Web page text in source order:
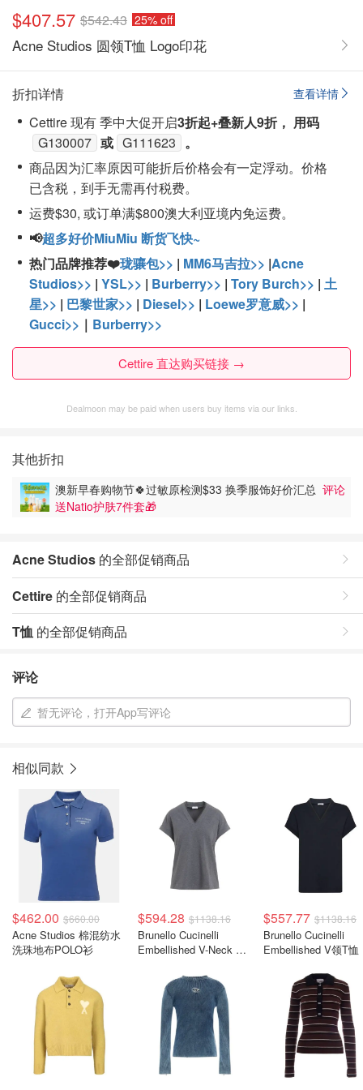
$407.57 $542.43 25% off
Acne Studios 圆领T恤 Logo印花
查看详情
折扣详情
Cettire 现有 季中大促开启3折起+叠新人9折， 用码
G130007 或 G111623 。
商品因为汇率原因可能折后价格会有一定浮动。价格
已含税，到手无需再付税费。
运费$30, 或订单满$800澳大利亚境内免运费。
📢超多好价MiuMiu 断货飞快~
热门品牌推荐❤️珑骧包>> | MM6马吉拉>> |Acne
Studios>> | YSL>> | Burberry>> | Tory Burch>> | 土
星>> | 巴黎世家>> | Diesel>> | Loewe罗意威>> |
Gucci>> ｜ Burberry>>
Cettire 直达购买链接 →
Dealmoon may be paid when users buy items via our links.
其他折扣
澳新早春购物节🍀过敏原检测$33 换季服饰好价汇总 评论
送Natio护肤7件套🎁
Acne Studios 的全部促销商品
Cettire 的全部促销商品
T恤 的全部促销商品
评论
暂无评论，打开App写评论
相似同款
$462.00 $660.00
Acne Studios 棉混纺水
洗珠地布POLO衫
$594.28 $1138.16
Brunello Cucinelli
Embellished V-Neck T
$557.77 $1138.16
Brunello Cucinelli
Embellished V领T恤